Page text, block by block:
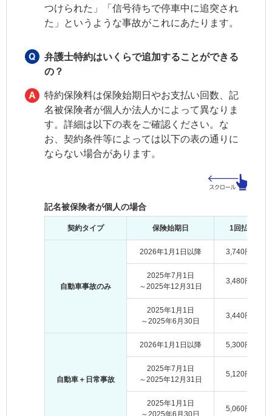
つけられた」「信号待ちで停車中に追突され
た」というような事故がこれにあたります。
弁護士特約はいくらで追加することができる
の？
特約保険料は保険始期日やお支払い回数、 記
名被保険者が個人か法人かによって異なりま
す。詳細は以下の表をご確認ください。な
お、契約条件等によっては以下の表の通りに
ならない場合があります。
記名被保険者が個人の場合
契約タイプ 保険始期日 1回払
自動車事故のみ
2026年1月1日以降 3,740円
2025年7月1日
～2025年12月31日
3,480円
2025年1月1日
～2025年6月30日
3,440円
自動車＋日常事故
2026年1月1日以降 5,300円
2025年7月1日
～2025年12月31日
5,120円
2025年1月1日
5,060円